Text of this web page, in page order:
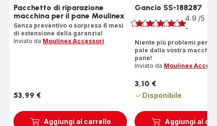
Aggiungi al carrello
Pacchetto di riparazione
macchina per il pane Moulinex
Senza preventivo o sorpresa 6 mesi
di estensione della garanzia!
Inviato da Moulinex Accessori
Prezzo
53,99 €
Aggiungi al
Gancio SS-188287
Voto
4.9 /5
-
Niente più problemi per
pale dalla vostra
pane!
Inviato da Moulinex
Prezzo
3,10 €
Disponibile